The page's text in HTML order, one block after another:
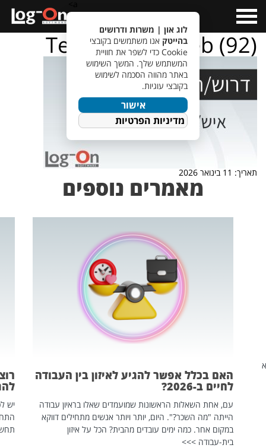
Menu
TempletJobsWeb (92)
תאריך: 11 בינואר 2026
מאמרים נוספים
האם בכלל אפשר להגיע לאיזון בין העבודה
לחיים ב-2026?
עם, אחת השאלות הראשונות שמועמדים שאלו בראיון עבודה
הייתה "מה השכר?". היום, יותר ויותר אנשים מתחילים דווקא
במקום אחר. כמה ימים עובדים מהבית? הכל על איזון
בית-עבודה >>>
יש
לוג און | משרות ודרושים
בהייטק אנו משתמשים בקובצי
Cookie כדי לשפר את חוויית
המשתמש שלך. המשך השימוש
באתר מהווה הסכמה לשימוש
בקובצי עוגיות.
אישור
מדיניות הפרטיות